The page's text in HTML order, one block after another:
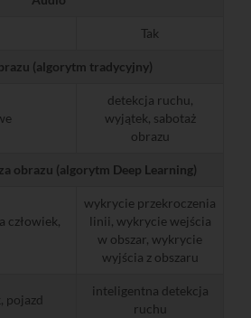
Tak
(algorytm tradycyjny)
detekcja ruchu,
wyjątek, sabotaż
obrazu
obrazu (algorytm Deep Learning)
człowiek,
wykrycie przekroczenia
linii, wykrycie wejścia
w obszar, wykrycie
wyjścia z obszaru
pojazd
inteligentna detekcja
ruchu